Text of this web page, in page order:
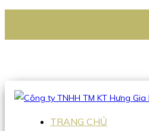
Hotline:0938 336 079
TRANG CHỦ